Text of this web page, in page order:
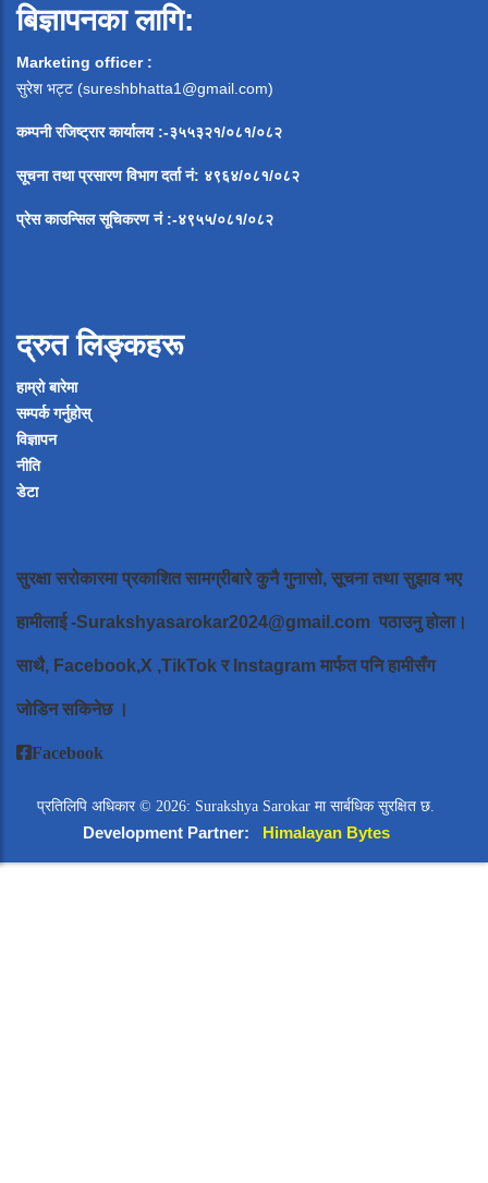
बिज्ञापनका लागि:
Marketing officer :
सुरेश भट्ट (sureshbhatta1@gmail.com)
कम्पनी रजिष्ट्रार कार्यालय :-३५५३२१/०८१/०८२
सूचना तथा प्रसारण विभाग दर्ता नं: ४९६४/०८१/०८२
प्रेस काउन्सिल सूचिकरण नं:-४९५५/०८१/०८२
द्रुत लिङ्कहरू
हाम्रो बारेमा
सम्पर्क गर्नुहोस्
विज्ञापन
नीति
डेटा
सुरक्षा सरोकारमा प्रकाशित सामग्रीबारे कुनै गुनासो, सूचना तथा सुझाव भए
हामीलाई-Surakshyasarokar2024@gmail.com पठाउनु होला।
साथै, Facebook,X ,TikTok र Instagram मार्फत पनि हामीसँग
जोडिन सकिनेछ ।
Facebook
प्रतिलिपि अधिकार © 2026: Surakshya Sarokar मा सार्बधिक सुरक्षित छ.
Development Partner: Himalayan Bytes